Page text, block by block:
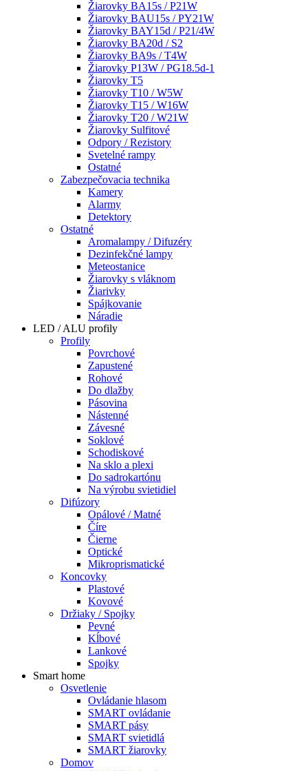
Žiarovky BA15s / P21W
Žiarovky BAU15s / PY21W
Žiarovky BAY15d / P21/4W
Žiarovky BA20d / S2
Žiarovky BA9s / T4W
Žiarovky P13W / PG18.5d-1
Žiarovky T5
Žiarovky T10 / W5W
Žiarovky T15 / W16W
Žiarovky T20 / W21W
Žiarovky Sulfitové
Odpory / Rezistory
Svetelné rampy
Ostatné
Zabezpečovacia technika
Kamery
Alarmy
Detektory
Ostatné
Aromalampy / Difuzéry
Dezinfekčné lampy
Meteostanice
Žiarovky s vláknom
Žiarivky
Spájkovanie
Náradie
LED / ALU profily
Profily
Povrchové
Zapustené
Rohové
Do dlažby
Pásovina
Nástenné
Závesné
Soklové
Schodiskové
Na sklo a plexi
Do sadrokartónu
Na výrobu svietidiel
Difúzory
Opálové / Matné
Číre
Čierne
Optické
Mikroprismatické
Koncovky
Plastové
Kovové
Držiaky / Spojky
Pevné
Kĺbové
Lankové
Spojky
Smart home
Osvetlenie
Ovládanie hlasom
SMART ovládanie
SMART pásy
SMART svietidlá
SMART žiarovky
Domov